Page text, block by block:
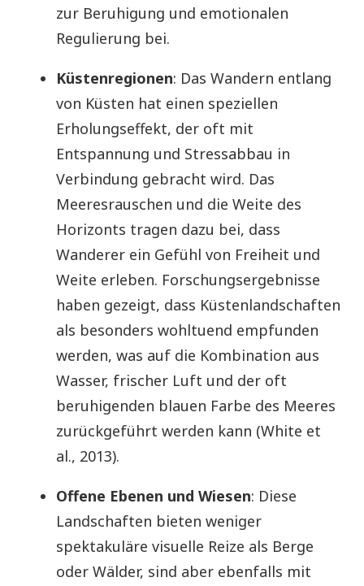
zur Beruhigung und emotionalen
Regulierung bei.
Küstenregionen: Das Wandern entlang
von Küsten hat einen speziellen
Erholungseffekt, der oft mit
Entspannung und Stressabbau in
Verbindung gebracht wird. Das
Meeresrauschen und die Weite des
Horizonts tragen dazu bei, dass
Wanderer ein Gefühl von Freiheit und
Weite erleben. Forschungsergebnisse
haben gezeigt, dass Küstenlandschaften
als besonders wohltuend empfunden
werden, was auf die Kombination aus
Wasser, frischer Luft und der oft
beruhigenden blauen Farbe des Meeres
zurückgeführt werden kann (White et
al., 2013).
Offene Ebenen und Wiesen: Diese
Landschaften bieten weniger
spektakuläre visuelle Reize als Berge
oder Wälder, sind aber ebenfalls mit